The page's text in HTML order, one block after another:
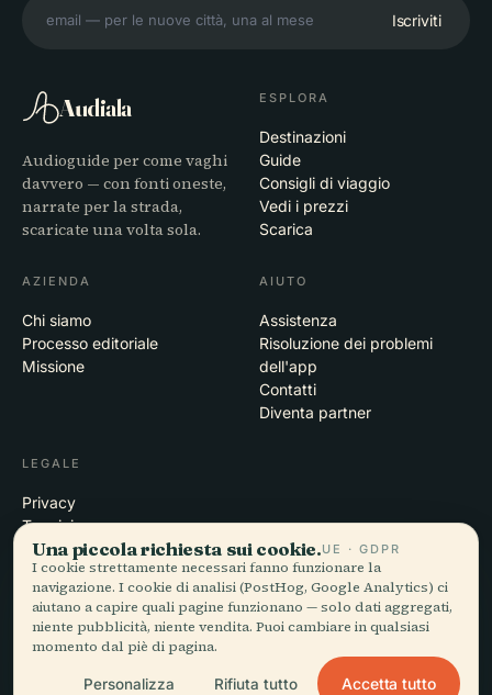
Iscriviti
Audiala
Audioguide per come vaghi
davvero — con fonti oneste,
narrate per la strada,
scaricate una volta sola.
ESPLORA
Destinazioni
Guide
Consigli di viaggio
Vedi i prezzi
Scarica
AZIENDA
Chi siamo
Processo editoriale
Missione
AIUTO
Assistenza
Risoluzione dei problemi
dell'app
Contatti
Diventa partner
LEGALE
Privacy
Termini
Impostazioni cookie
Elimina account
© 2026 Audiala · Realizzata a Morges, Svizzera, in viaggio e tra le
Una piccola richiesta sui cookie.UE · GDPR
I cookie strettamente necessari fanno funzionare la
navigazione. I cookie di analisi (PostHog, Google Analytics) ci
aiutano a capire quali pagine funzionano — solo dati aggregati,
niente pubblicità, niente vendita. Puoi cambiare in qualsiasi
momento dal piè di pagina.
Personalizza Rifiuta tutto Accetta tutto